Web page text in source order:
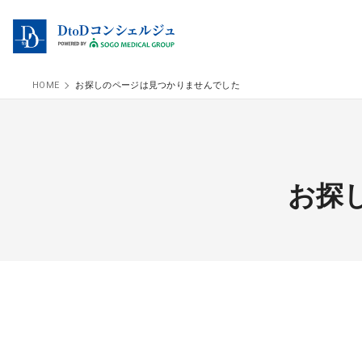
HOME お探しのページは見つかりませんでした
お探